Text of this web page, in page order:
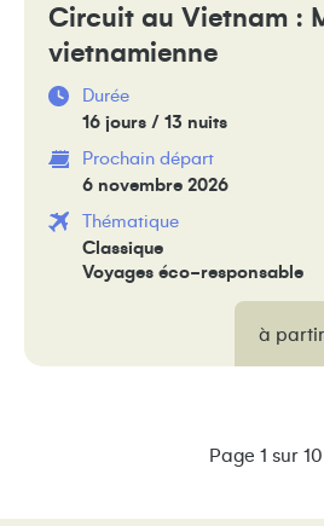
Circuit au Vietnam :
vietnamienne
Durée
16 jours / 13 nuits
Prochain départ
6 novembre 2026
Thématique
Classique
Voyages éco-responsable
à
Page 1 sur 10